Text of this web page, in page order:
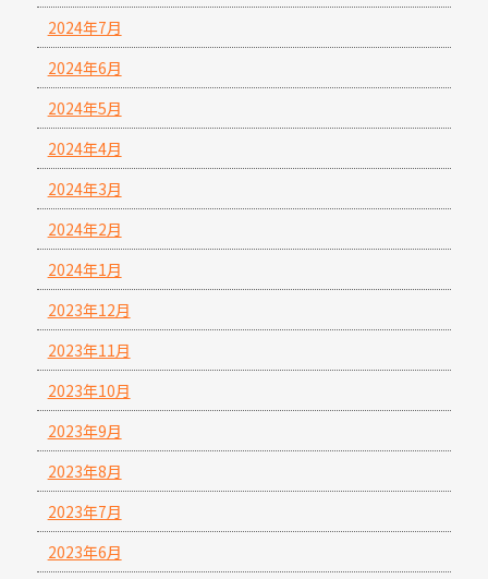
2024年7月
2024年6月
2024年5月
2024年4月
2024年3月
2024年2月
2024年1月
2023年12月
2023年11月
2023年10月
2023年9月
2023年8月
2023年7月
2023年6月